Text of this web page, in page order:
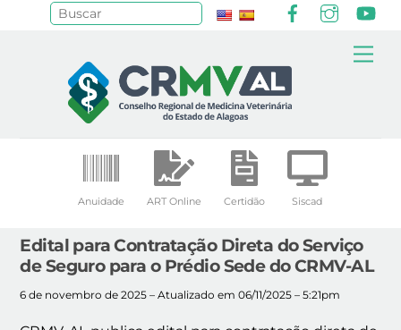
Anuidade ART Online Certidão Siscad
Edital para Contratação Direta do Serviço
de Seguro para o Prédio Sede do CRMV-AL
6 de novembro de 2025 – Atualizado em 06/11/2025 – 5:21pm